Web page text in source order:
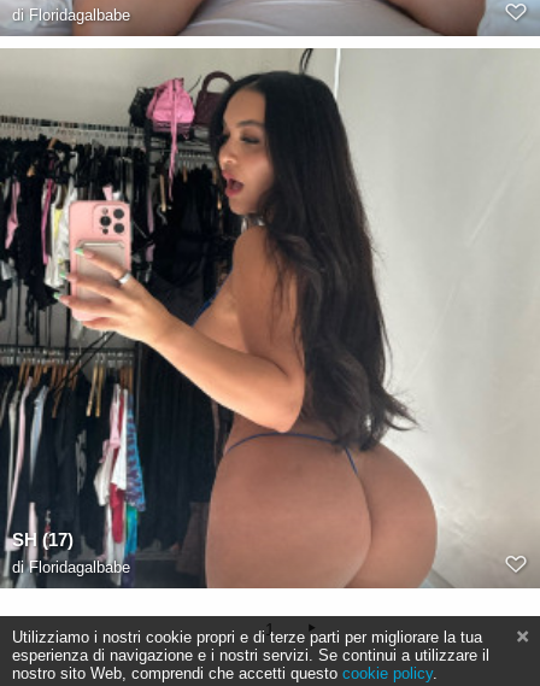
di Floridagalbabe
SH (17)
diFloridagalbabe
1
Utilizziamo i nostri cookie propri e di terze parti per migliorare la tua
esperienza di navigazione e i nostri servizi. Se continui a utilizzare il
nostro sito Web, comprendi che accetti questo cookie policy.